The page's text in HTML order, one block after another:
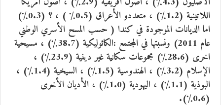
اللاتينية (1.2٪) ، متعددو الأعراق (0.5٪ ) ، ؟ (0.3٪)
اما الديانات الموجودة في كندا ( حسب المسح الأسري الوطني
عام 2011) ونسبتها في المجتمع :الكاثوليكية (38.7٪) ، مسيحية
اخرى (28.6٪) مجموعات سكانية غير دينية (23.9٪) ،
الإسلام (3.2٪) ، الهندوسية (1.5٪) ، السيخية (1.4٪) ،
البوذية (1.1٪) ، اليهودية (1.0٪) ، الأديان الأخرى
(0.6٪).